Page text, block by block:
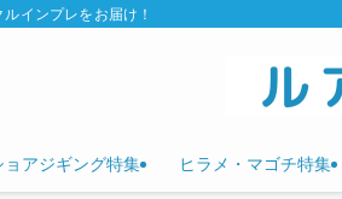
インプレをお届け！
ョアジギング特集 ヒラメ・マゴチ特集